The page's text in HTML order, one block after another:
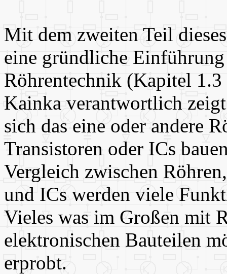
Mit dem zweiten Teil
eine gründliche
Röhrentechnik (Kapitel
Kainka verantwortlich
sich das eine oder andere
Transistoren oder ICs
Vergleich zwischen
und ICs werden viele
Vieles was im Großen mit
elektronischen Bauteilen
erprobt.